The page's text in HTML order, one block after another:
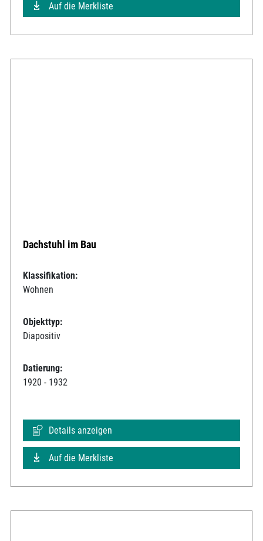
Auf die Merkliste
Dachstuhl im Bau
Klassifikation:
Wohnen
Objekttyp:
Diapositiv
Datierung:
1920 - 1932
Details anzeigen
Auf die Merkliste